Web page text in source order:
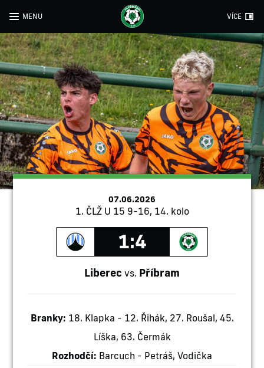
MENU VÍCE
07.06.2026
1. ČLŽ U 15 9-16, 14. kolo
1:4
Liberec vs. Příbram
Branky: 18. Klapka - 12. Řihák, 27. Roušal, 45.
Líška, 63. Čermák
Rozhodčí: Barcuch - Petráš, Vodička